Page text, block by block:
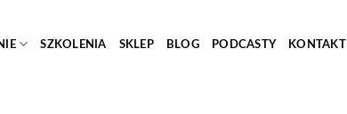
SZKOLENIA SKLEP BLOG PODCASTY KONTAKT